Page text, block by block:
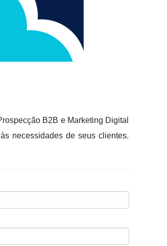
B2B e Marketing Digital
necessidades de seus clientes.